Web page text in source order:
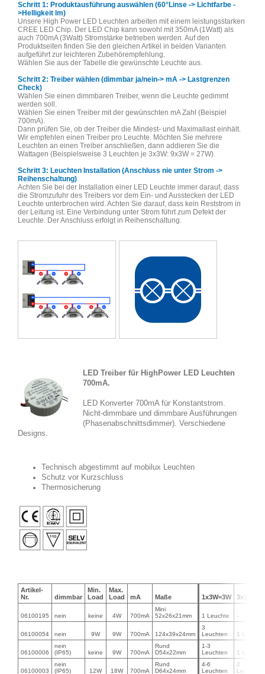
Schritt 1: Produktausführung auswählen (60°Linse -> Lichtfarbe -
>Helligkeit lm)
Unsere High Power LED Leuchten arbeiten mit einem leistungsstarken
CREE LED Chip. Der LED Chip kann sowohl mit 350mA (1Watt) als
auch 700mA (3Watt) Stromstärke betrieben werden. Auf den
Produktseiten finden Sie den gleichen Artikel in beiden Varianten
aufgeführt zur leichteren Zubehörempfehlung.
Wählen Sie aus der Tabelle die gewünschte Leuchte aus.
Schritt 2: Treiber wählen (dimmbar ja/nein-> mA -> Lastgrenzen
Check)
Wählen Sie einen dimmbaren Treiber, wenn die Leuchte gedimmt
werden soll.
Wählen Sie einen Treiber mit der gewünschten mA Zahl (Beispiel
700mA).
Dann prüfen Sie, ob der Treiber die Mindest- und Maximallast einhält.
Wir empfehlen einen Treiber pro Leuchte. Möchten Sie mehrere
Leuchten an einen Treiber anschließen, dann addieren Sie die
Wattagen (Beispielsweise 3 Leuchten je 3x3W: 9x3W = 27W).
Schritt 3: Leuchten Installation (Anschluss nie unter Strom ->
Reihenschaltung)
Achten Sie bei der Installation einer LED Leuchte immer darauf, dass
die Stromzufuhr des Treibers vor dem Ein- und Ausstecken der LED
Leuchte unterbrochen wird. Achten Sie darauf, dass kein Reststrom in
der Leitung ist. Eine Verbindung unter Strom führt zum Defekt der
Leuchte. Der Anschluss erfolgt in Reihenschaltung.
LED Treiber für HighPower LED Leuchten
700mA.
LED Konverter 700mA für Konstantstrom.
Nicht-dimmbare und dimmbare Ausführungen
(Phasenabschnittsdimmer). Verschiedene
Designs.
Technisch abgestimmt auf mobilux Leuchten
Schutz vor Kurzschluss
Thermosicherung
Artikel-
Nr.
dimmbar
Min.
Load
Max.
Load
mA Maße 1x3W=3W
06100195 nein keine 4W 700mA
Mini
52x26x21mm
1 Leuchte -
06100054 nein 9W 9W 700mA 124x39x24mm
3
Leuchten
1 Leuchte
06100006
nein
(IP65)
keine 9W 700mA
Rund
D54x22mm
1-3
Leuchten
1 Leuchte
06100003
nein
(IP65)
12W 18W 700mA
Rund
D64x24mm
4-6
Leuchten
2
Leuchten